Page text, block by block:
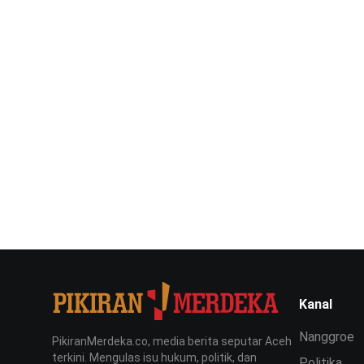
PikiranMerdeka.co, media berita seputar Aceh
terkini. Mengulas isu hukum, politik, dan
Kanal
Nanggroe